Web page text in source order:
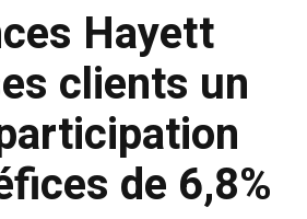
Hayett
clients un
de 6,8%